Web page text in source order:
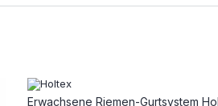
Erwachsene Riemen-Gurtsystem